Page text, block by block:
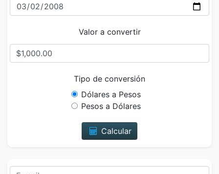
Valor a convertir
Tipo de conversión
Dólares a Pesos
Pesos a Dólares
Calcular